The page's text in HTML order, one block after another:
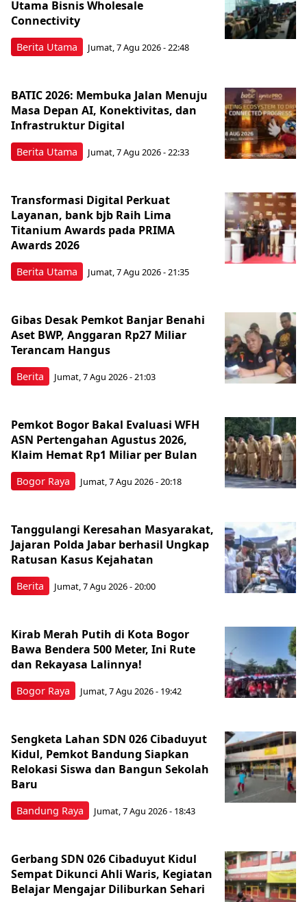
Berita Utama
Utama Bisnis Wholesale
Connectivity
Jumat, 7 Agu 2026 - 22:48
Berita Utama
BATIC 2026: Membuka Jalan Menuju
Masa Depan AI, Konektivitas, dan
Infrastruktur Digital
Jumat, 7 Agu 2026 - 22:33
Berita Utama
Transformasi Digital Perkuat
Layanan, bank bjb Raih Lima
Titanium Awards pada PRIMA
Awards 2026
Jumat, 7 Agu 2026 - 21:35
Berita
Gibas Desak Pemkot Banjar Benahi
Aset BWP, Anggaran Rp27 Miliar
Terancam Hangus
Jumat, 7 Agu 2026 - 21:03
Bogor Raya
Pemkot Bogor Bakal Evaluasi WFH
ASN Pertengahan Agustus 2026,
Klaim Hemat Rp1 Miliar per Bulan
Jumat, 7 Agu 2026 - 20:18
Berita
Tanggulangi Keresahan Masyarakat,
Jajaran Polda Jabar berhasil Ungkap
Ratusan Kasus Kejahatan
Jumat, 7 Agu 2026 - 20:00
Bogor Raya
Kirab Merah Putih di Kota Bogor
Bawa Bendera 500 Meter, Ini Rute
dan Rekayasa Lalinnya!
Jumat, 7 Agu 2026 - 19:42
Bandung Raya
Sengketa Lahan SDN 026 Cibaduyut
Kidul, Pemkot Bandung Siapkan
Relokasi Siswa dan Bangun Sekolah
Baru
Jumat, 7 Agu 2026 - 18:43
Gerbang SDN 026 Cibaduyut Kidul
Sempat Dikunci Ahli Waris, Kegiatan
Belajar Mengajar Diliburkan Sehari